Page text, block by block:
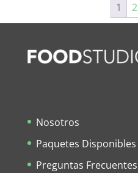
1 2
Nosotros
Paquetes Disponibles
Preguntas Frecuentes